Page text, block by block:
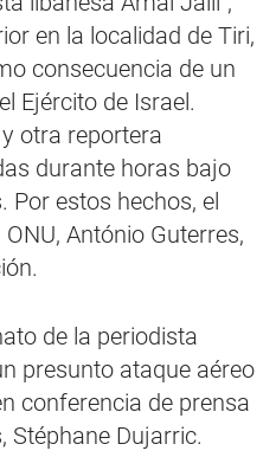
en la localidad de Tiri,
consecuencia de un
Ejército de Israel.
otra reportera
durante horas bajo
estos hechos, el
António Guterres,
de la periodista
presunto ataque aéreo
conferencia de prensa
Stéphane Dujarric.